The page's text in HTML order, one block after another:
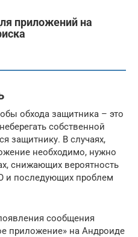
приложений на
обхода защитника – это
собственной
защитнику. В случаях,
необходимо, нужно
снижающих вероятность
и последующих проблем
сообщения
приложение» на Андроиде